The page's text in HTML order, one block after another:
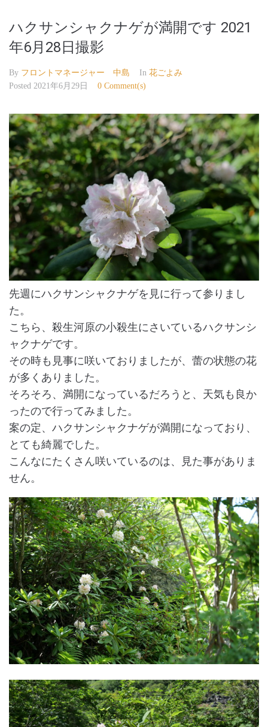
ハクサンシャクナゲが満開です 2021
年6月28日撮影
By フロントマネージャー 中島 In 花ごよみ
Posted 2021年6月29日 0 Comment(s)
先週にハクサンシャクナゲを見に行って参りまし
た。
こちら、殺生河原の小殺生にさいているハクサンシ
ャクナゲです。
その時も見事に咲いておりましたが、蕾の状態の花
が多くありました。
そろそろ、満開になっているだろうと、天気も良か
ったので行ってみました。
案の定、ハクサンシャクナゲが満開になっており、
とても綺麗でした。
こんなにたくさん咲いているのは、見た事がありま
せん。